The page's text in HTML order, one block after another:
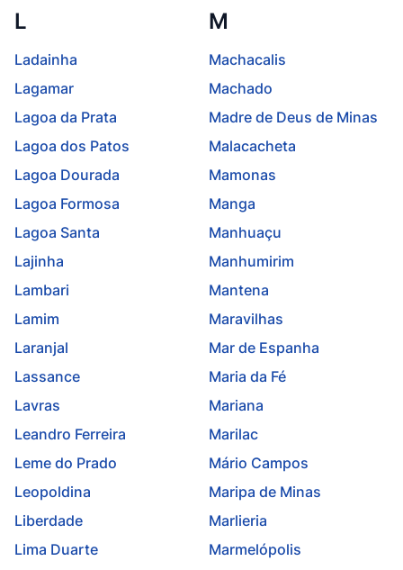
L
Ladainha
Lagamar
Lagoa da Prata
Lagoa dos Patos
Lagoa Dourada
Lagoa Formosa
Lagoa Santa
Lajinha
Lambari
Lamim
Laranjal
Lassance
Lavras
Leandro Ferreira
Leme do Prado
Leopoldina
Liberdade
Lima Duarte
M
Machacalis
Machado
Madre de Deus de Minas
Malacacheta
Mamonas
Manga
Manhuaçu
Manhumirim
Mantena
Maravilhas
Mar de Espanha
Maria da Fé
Mariana
Marilac
Mário Campos
Maripa de Minas
Marlieria
Marmelópolis